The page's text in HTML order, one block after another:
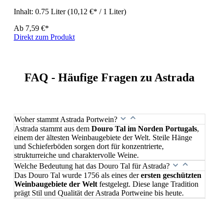
Inhalt: 0.75 Liter(10,12 €* / 1 Liter)
Ab 7,59 €*
Direkt zum Produkt
FAQ - Häufige Fragen zu Astrada
Woher stammt Astrada Portwein?
Astrada stammt aus dem Douro Tal im Norden Portugals,
einem der ältesten Weinbaugebiete der Welt. Steile Hänge
und Schieferböden sorgen dort für konzentrierte,
strukturreiche und charaktervolle Weine.
Welche Bedeutung hat das Douro Tal für Astrada?
Das Douro Tal wurde 1756 als eines derersten geschützten
Weinbaugebiete der Welt festgelegt. Diese lange Tradition
prägt Stil und Qualität der Astrada Portweine bis heute.